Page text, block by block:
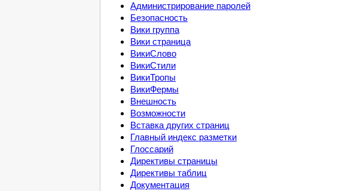
Администрирование паролей
Безопасность
Вики группа
Вики страница
ВикиСлово
ВикиСтили
ВикиТропы
ВикиФермы
Внешность
Возможности
Вставка других страниц
Главный индекс разметки
Глоссарий
Директивы страницы
Директивы таблиц
Документация